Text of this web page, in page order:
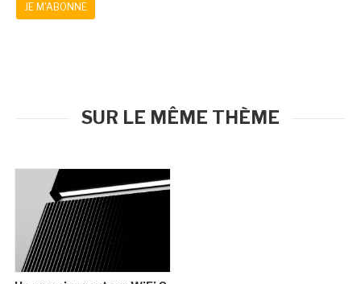
JE M'ABONNE
SUR LE MÊME THÈME